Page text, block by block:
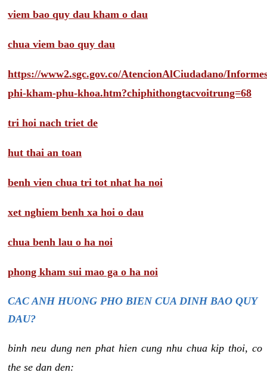
viem bao quy dau kham o dau
chua viem bao quy dau
https://www2.sgc.gov.co/AtencionAlCiudadano/
phi-kham-phu-khoa.htm?chiphithongtacvoitrung=68
tri hoi nach triet de
hut thai an toan
benh vien chua tri tot nhat ha noi
xet nghiem benh xa hoi o dau
chua benh lau o ha noi
phong kham sui mao ga o ha noi
CAC ANH HUONG PHO BIEN CUA DINH BAO QUY
DAU?
binh neu dung nen phat hien cung nhu chua kip thoi, co
the se dan den: